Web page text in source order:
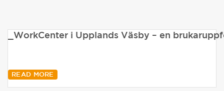
_WorkCenter i Upplands Väsby – en
READ MORE